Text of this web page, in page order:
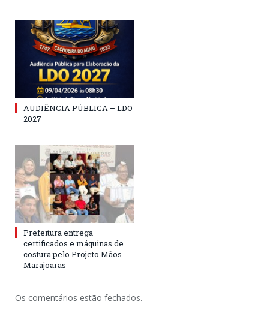
AUDIÊNCIA PÚBLICA – LDO
2027
Prefeitura entrega
certificados e máquinas de
costura pelo Projeto Mãos
Marajoaras
Os comentários estão fechados.